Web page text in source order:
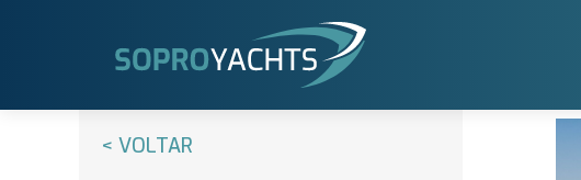
< VOLTAR